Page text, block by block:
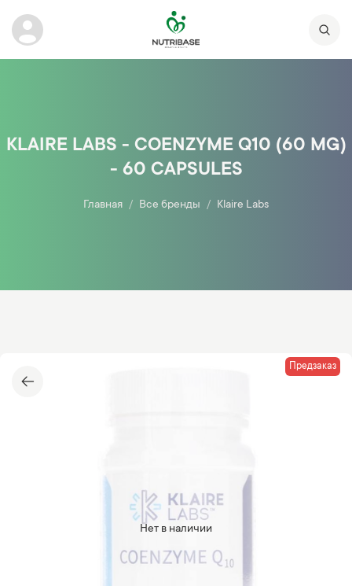
KLAIRE LABS - COENZYME Q10 (60 MG)
- 60 CAPSULES
Главная Все бренды Klaire Labs
Нет в наличии
Предзаказ